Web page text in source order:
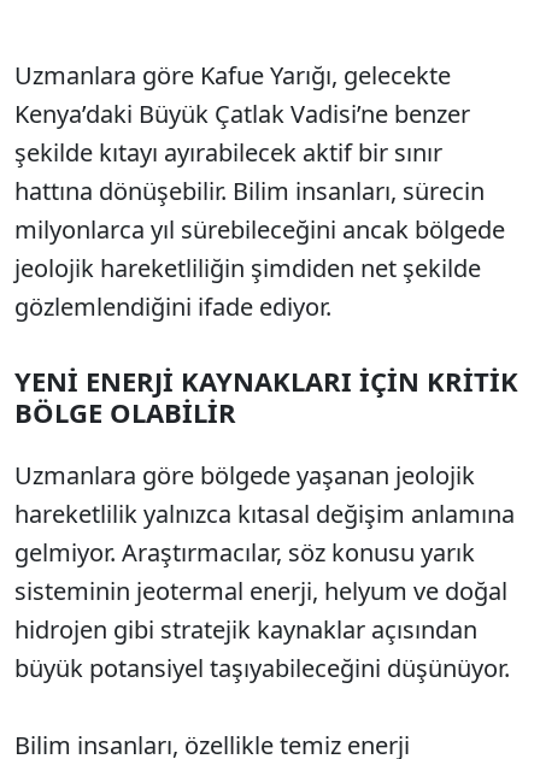
Uzmanlara göre Kafue Yarığı, gelecekte
Kenya’daki Büyük Çatlak Vadisi’ne benzer
şekilde kıtayı ayırabilecek aktif bir sınır
hattına dönüşebilir. Bilim insanları, sürecin
milyonlarca yıl sürebileceğini ancak bölgede
jeolojik hareketliliğin şimdiden net şekilde
gözlemlendiğini ifade ediyor.
YENİ ENERJİ KAYNAKLARI İÇİN KRİTİK
BÖLGE OLABİLİR
Uzmanlara göre bölgede yaşanan jeolojik
hareketlilik yalnızca kıtasal değişim anlamına
gelmiyor. Araştırmacılar, söz konusu yarık
sisteminin jeotermal enerji, helyum ve doğal
hidrojen gibi stratejik kaynaklar açısından
büyük potansiyel taşıyabileceğini düşünüyor.
Bilim insanları, özellikle temiz enerji